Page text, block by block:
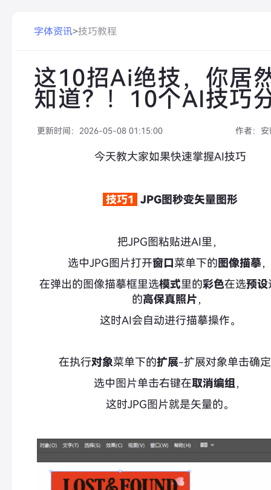
字体资讯>技巧教程
这10招Ai绝技，你居
知道？！10个AI技巧
更新时间： 2026-05-08 01:15:00 作者：
今天教大家如果快速掌握AI技巧
技巧1 JPG图秒变矢量图形
把JPG图粘贴进AI里，
选中JPG图片打开窗口菜单下的图像描摹
在弹出的图像描摹框里选模式里的彩色在选预设
的高保真照片，
这时AI会自动进行描摹操作。
在执行对象菜单下的扩展-扩展对象单击确
选中图片单击右键在取消编组，
这时JPG图片就是矢量的。